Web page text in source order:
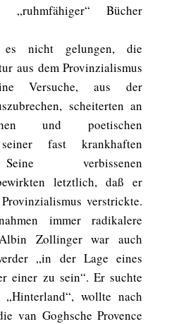
„ruhmfähiger“ Bücher
nicht gelungen, die
aus dem Provinzialismus
Versuche, aus der
scheiterten an
und poetischen
fast krankhaften
verbissenen
letztlich, daß er
verstrickte.
immer radikalere
Zollinger war auch
„in der Lage eines
einer zu sein“. Er suchte
wollte nach
van Goghsche Provence